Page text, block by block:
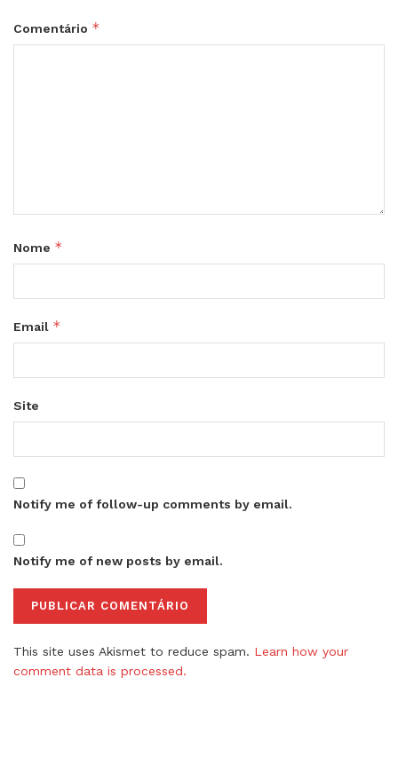
Comentário *
Nome *
Email *
Site
Notify me of follow-up comments by email.
Notify me of new posts by email.
This site uses Akismet to reduce spam. Learn how your
comment data is processed.